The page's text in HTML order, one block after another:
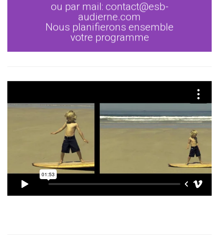
ou par mail: contact@esb-
audierne.com
Nous planifierons ensemble
votre programme